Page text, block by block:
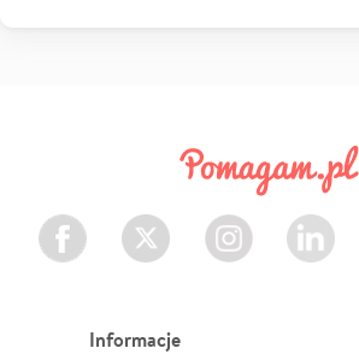
Facebook Twitter Instagram LinkedIn
Informacje